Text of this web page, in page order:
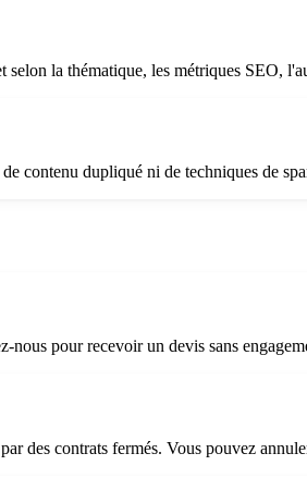
la thématique, les métriques SEO,
contenu dupliqué ni de techniques de
nous pour recevoir un devis sans
des contrats fermés. Vous pouvez